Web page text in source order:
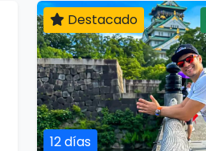
12 días
Destacado